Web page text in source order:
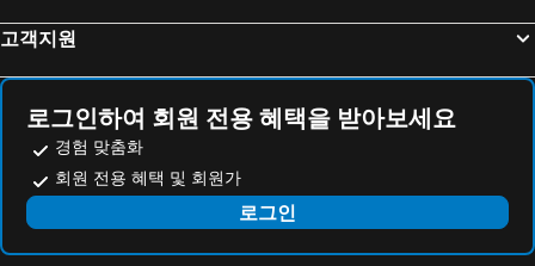
고객지원
로그인하여 회원 전용 혜택을 받아보세요
경험 맞춤화
회원 전용 혜택 및 회원가
로그인